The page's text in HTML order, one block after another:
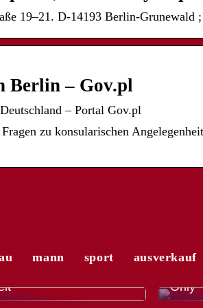
19–21. D-14193 Berlin-Grunewald
Berlin – Gov.pl
– Portal Gov.pl
zu konsularischen
mann sport ausverkauf
Die
Only